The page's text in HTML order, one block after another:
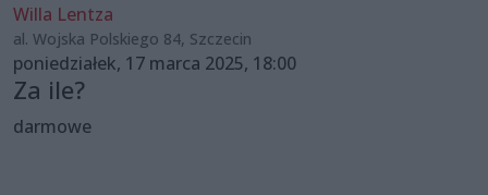
Willa Lentza
al. Wojska Polskiego 84, Szczecin
poniedziałek, 17 marca 2025, 18:00
Za ile?
darmowe